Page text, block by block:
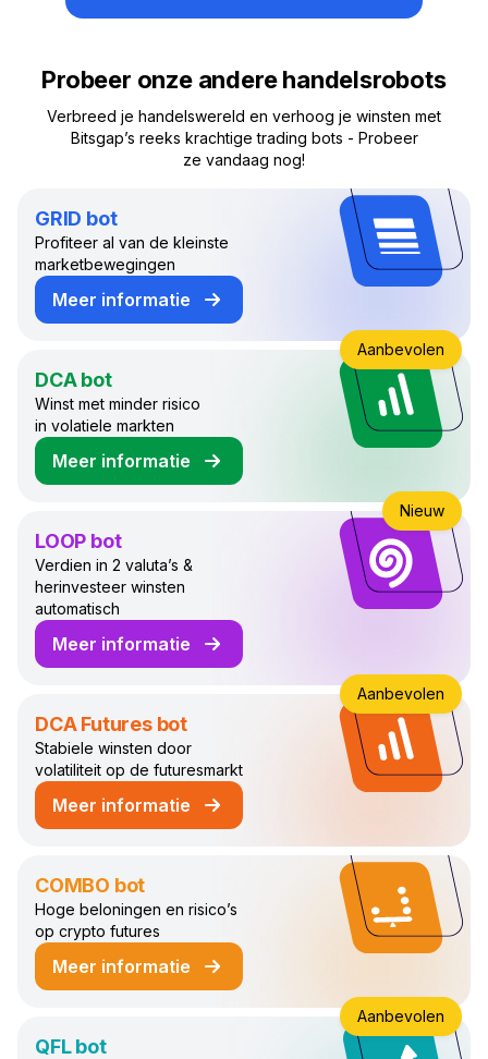
Probeer onze andere handelsrobots
Verbreed je handelswereld en verhoog je winsten met
Bitsgap’s reeks krachtige trading bots - Probeer
ze vandaag nog!
GRID bot
Profiteer al van de kleinste
marketbewegingen
Meer informatie
over de GRID Handelsbot
DCA bot
Winst met minder risico
in volatiele markten
Meer informatie
over de DCA Handelsbot
Aanbevolen
LOOP bot
Verdien in 2 valuta’s &
herinvesteer winsten
automatisch
Meer informatie
over de LOOP Handelsbot
Nieuw
DCA Futures bot
Stabiele winsten door
volatiliteit op de futuresmarkt
Meer informatie
over de DCA Futures Handelsbot
Aanbevolen
COMBO bot
Hoge beloningen en risico’s
op crypto futures
Meer informatie
over de COMBO Handelsbot
QFL bot
Aanbevolen